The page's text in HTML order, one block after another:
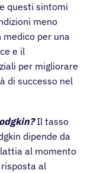
questi sintomi
meno
per una
e il
per migliorare
di successo nel
Il tasso
dipende da
al momento
risposta al